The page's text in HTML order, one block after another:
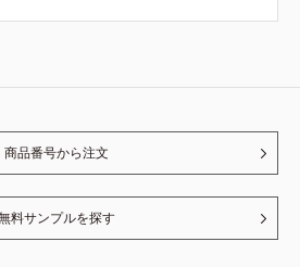
商品番号から注文
料サンプルを探す